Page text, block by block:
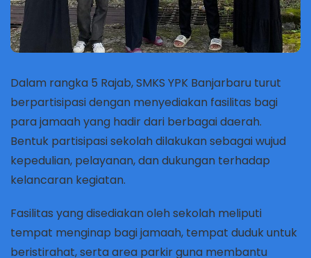
Dalam rangka 5 Rajab,SMKS YPK Banjarbaru turut
berpartisipasi dengan menyediakan fasilitas bagi
para jamaah yang hadir dari berbagai daerah.
Bentuk partisipasi sekolah dilakukan sebagai wujud
kepedulian, pelayanan, dan dukungan terhadap
kelancaran kegiatan.
Fasilitas yang disediakan oleh sekolah meliputi
tempat menginap bagi jamaah, tempat duduk untuk
beristirahat, serta area parkir guna membantu